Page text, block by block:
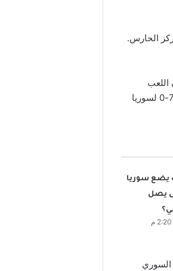
الحارس.
ففي الدقيقة الـ87 حين كان اللعب
متوقفاً. نادى “كوبر” على لاعبي المنتخب وواصل إعطاءهم التعليمات على الرغم أن نتيجة المباراة كانت 7-0 لسوريا
يضع سوريا
يصل
السوري